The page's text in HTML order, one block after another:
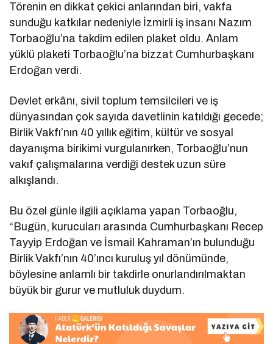
Törenin en dikkat çekici anlarından biri, vakfa
sunduğu katkılar nedeniyle İzmirli iş insanı Nazım
Torbaoğlu’na takdim edilen plaket oldu. Anlam
yüklü plaketi Torbaoğlu’na bizzat Cumhurbaşkanı
Erdoğan verdi.
Devlet erkânı, sivil toplum temsilcileri ve iş
dünyasından çok sayıda davetlinin katıldığı gecede;
Birlik Vakfı’nın 40 yıllık eğitim, kültür ve sosyal
dayanışma birikimi vurgulanırken, Torbaoğlu’nun
vakıf çalışmalarına verdiği destek uzun süre
alkışlandı.
Bu özel günle ilgili açıklama yapan Torbaoğlu,
“Bugün, kurucuları arasında Cumhurbaşkanı Recep
Tayyip Erdoğan ve İsmail Kahraman’ın bulunduğu
Birlik Vakfı’nın 40’ıncı kuruluş yıl dönümünde,
böylesine anlamlı bir takdirle onurlandırılmaktan
büyük bir gurur ve mutluluk duydum.